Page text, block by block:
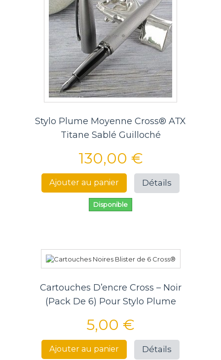
Stylo Plume Moyenne Cross® ATX
Titane Sablé Guilloché
130,00 €
Ajouter au panier Détails
Disponible
Cartouches D’encre Cross – Noir
(Pack De 6) Pour Stylo Plume
5,00 €
Ajouter au panier Détails